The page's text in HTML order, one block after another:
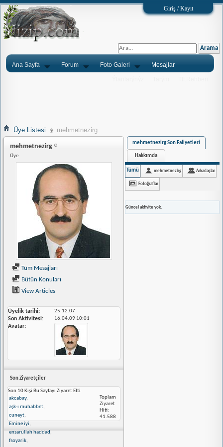
Giriş / Kayıt
Ana Sayfa Forum Foto Galeri Mesajlar
Üye Listesi mehmetnezirg
mehmetnezirg
Üye
Tüm Mesajları
Bütün Konuları
View Articles
Üyelik tarihi 25.12.07
Son Aktivitesi 16.04.09 10:01
Avatar
Son Ziyaretçiler
Son 10 Kişi Bu Sayfayı Ziyaret Etti.
akcabay,
aşk-ı muhabbet,
cuneyt,
Emine iyi,
ensarullah haddad,
fsoyarik,
Toplam
Ziyaret
Hiti:
41.588
mehmetnezirg Son Faliyetleri
Hakkımda
Tümü mehmetnezirg Arkadaşlar
Fotoğraflar
Güncel aktivite yok.